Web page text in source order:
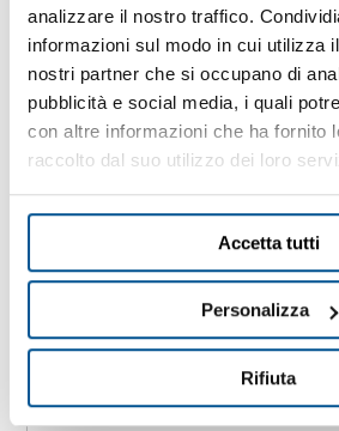
analizzare il nostro traffico.
informazioni sul modo in cui utilizza
nostri partner che si occupano di
pubblicità e social media, i quali
con altre informazioni che ha fornito
raccolto dal suo utilizzo dei loro
Accetta tutti
Personalizza
Rifiuta
E-mail
ZIP Code